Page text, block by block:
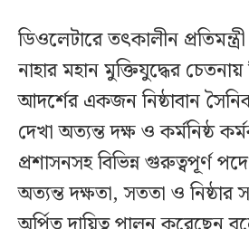
ডিওলেটারে তৎকালীন
নাহার মহান মুক্তিযুদ্ধের চেতনায়
আদর্শের একজন নিষ্ঠাবান
দেখা অত্যন্ত দক্ষ ও কর্মনিষ্ঠ
প্রশাসনসহ বিভিন্ন গুরুত্বপূর্ণ
অত্যন্ত দক্ষতা, সততা ও নিষ্ঠার